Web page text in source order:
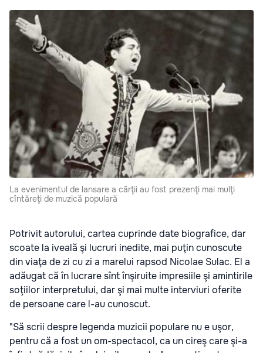
La evenimentul de lansare a cărţii au fost prezenţi mai mulţi
cîntăreţi de muzică populară
Potrivit autorului, cartea cuprinde date biografice, dar
scoate la iveală şi lucruri inedite, mai puţin cunoscute
din viaţa de zi cu zi a marelui rapsod Nicolae Sulac. El a
adăugat că în lucrare sînt înşiruite impresiile şi amintirile
soţiilor interpretului, dar şi mai multe interviuri oferite
de persoane care l-au cunoscut.
"Să scrii despre legenda muzicii populare nu e uşor,
pentru că a fost un om-spectacol, ca un cireş care şi-a